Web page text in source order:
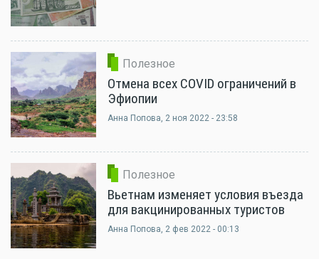
Полезное
Отмена всех COVID ограничений в
Эфиопии
Анна Попова, 2 ноя 2022 - 23:58
Полезное
Вьетнам изменяет условия въезда
для вакцинированных туристов
Анна Попова, 2 фев 2022 - 00:13